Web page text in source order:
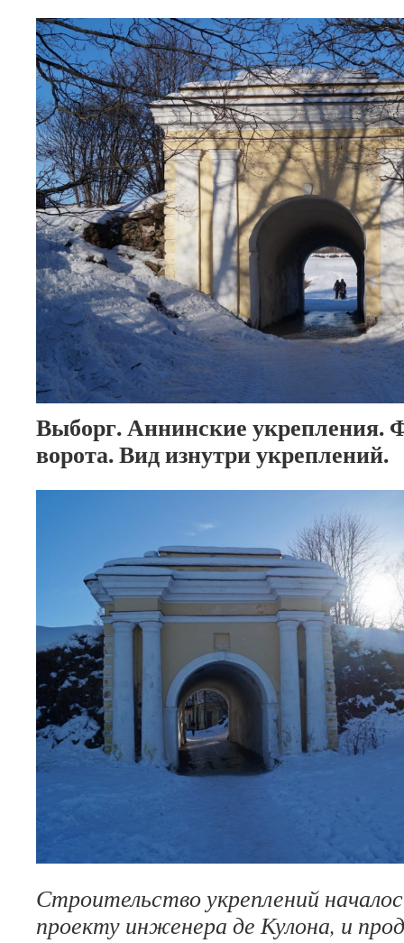
Выборг. Аннинские укрепления.
ворота. Вид изнутри укреплений.
Строительство укреплений
проекту инженера де Кулона, и